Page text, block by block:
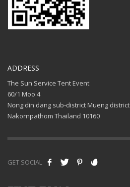
ADDRESS
The Sun Service Tent Event
60/1 Moo 4
Nong din dang sub-district Mueng district
Nakornpathom Thailand 10160
GET SOCIAL